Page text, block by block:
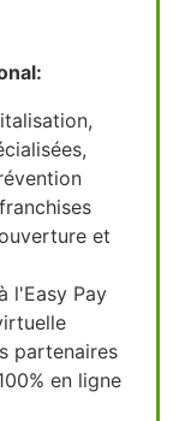
et
l'Easy Pay
partenaires
en ligne